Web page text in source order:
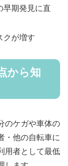
早期発見に直
クが増す
から知
のケガや車体の
・他の自転車に
用者として最低